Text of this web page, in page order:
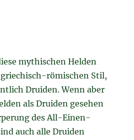
mythischen Helden
römischen Stil,
Druiden. Wenn aber
als Druiden gesehen
des All-Einen-
auch alle Druiden